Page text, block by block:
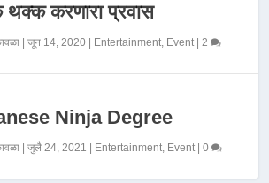
थक्क करणारा प्रवास
|जून 14, 2020 Entertainment, Event|2
Ninja Degree
|जुलै 24, 2021 Entertainment, Event|0